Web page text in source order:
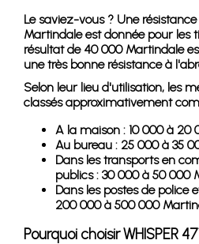
Le saviez-vous ? Une
Martindale est donnée pour les
résultat de 40 000 Martindale
une très bonne résistance à
Selon leur lieu d'utilisation, les
classés approximativement
A la maison : 10 000 à 20
Au bureau : 25 000 à 35
Dans les transports en
publics : 30 000 à 50 000
Dans les postes de police
200 000 à 500 000
Pourquoi choisir WHISPER